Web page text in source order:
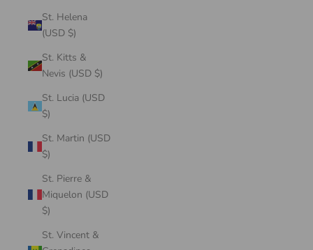
St. Helena
(USD $)
St. Kitts &
Nevis (USD $)
St. Lucia (USD
$)
St. Martin (USD
$)
St. Pierre &
Miquelon (USD
$)
St. Vincent &